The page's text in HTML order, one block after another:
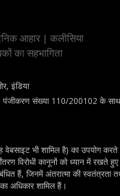
आहार | कलीसिया
का सहभागिता
इंडिया
पंजीकरण संख्या 110/200102 के
भी शामिल है) का उपयोग
कानूनों को ध्यान में रखते
हैं, जिनमें अंतरात्मा की स्वतंत्रता
अधिकार शामिल हैं।